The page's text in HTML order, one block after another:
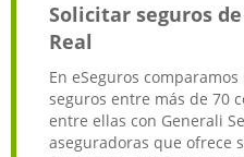
Solicitar seguros
Real
En eSeguros
seguros entre más de 70
entre ellas con Generali
aseguradoras que ofrece